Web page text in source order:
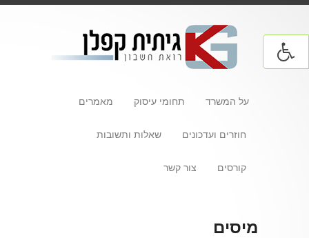
על המשרד תחומי עיסוק מאמרים
חוזרים ועדכונים שאלות ותשובות
קורסים צור קשר
מיסים